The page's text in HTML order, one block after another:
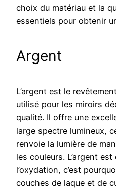
choix du matériau et la
essentiels pour obtenir
Argent
L’argent est le
utilisé pour les miroirs
qualité. Il offre une
large spectre lumineux,
renvoie la lumière de
les couleurs. L’argent
l’oxydation, c’est
couches de laque et de